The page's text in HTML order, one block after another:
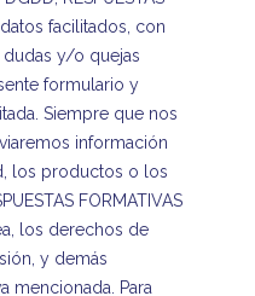
datos facilitados, con
dudas y/o quejas
formulario y
Siempre que nos
información
los productos o los
FORMATIVAS
los derechos de
y demás
mencionada. Para